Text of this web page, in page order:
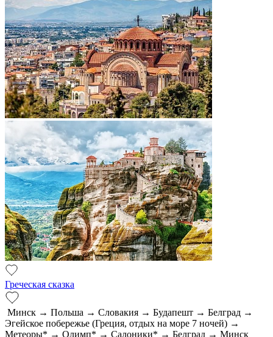
Греческая сказка
Минск → Польша → Словакия → Будапешт → Белград →
Эгейское побережье (Греция, отдых на море 7 ночей) →
Метеоры* → Олимп* → Салоники* → Белград → Минск